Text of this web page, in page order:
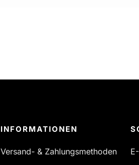
INFORMATIONEN
Versand- & Zahlungsmethoden